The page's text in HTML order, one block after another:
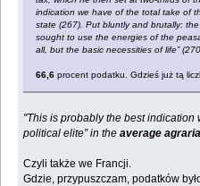
indication we have of the total take of
state (267). Put bluntly and brutally:
sought to use the energies of the
all, but the basic necessities of life”
66,6 procent podatku. Gdzieś już tą
"This is probably the best indication
political elite” in theaverage
Czyli także we Francji.
Gdzie, przypuszczam, podatków